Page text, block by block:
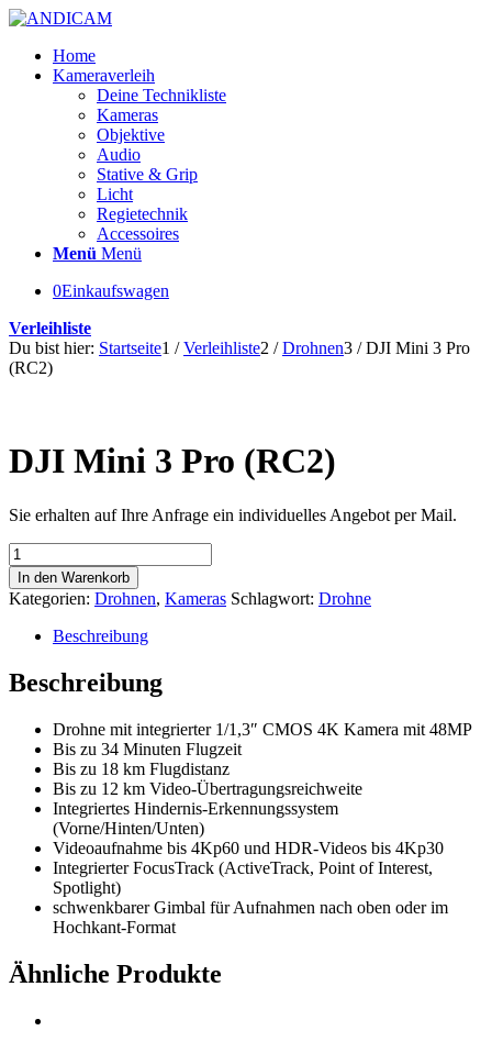
Home
Kameraverleih
Deine Technikliste
Kameras
Objektive
Audio
Stative & Grip
Licht
Regietechnik
Accessoires
Menü Menü
0Einkaufswagen
Verleihliste
Du bist hier: Startseite1 / Verleihliste2 / Drohnen3 / DJI Mini 3 Pro
(RC2)
DJI Mini 3 Pro (RC2)
Sie erhalten auf Ihre Anfrage ein individuelles Angebot per Mail.
DJI
Mini
3
Pro
(RC2)
Menge
In den Warenkorb
Kategorien: Drohnen, Kameras Schlagwort: Drohne
Beschreibung
Beschreibung
Drohne mit integrierter 1/1,3″ CMOS 4K Kamera mit 48MP
Bis zu 34 Minuten Flugzeit
Bis zu 18 km Flugdistanz
Bis zu 12 km Video-Übertragungsreichweite
Integriertes Hindernis-Erkennungssystem
(Vorne/Hinten/Unten)
Videoaufnahme bis 4Kp60 und HDR-Videos bis 4Kp30
Integrierter FocusTrack (ActiveTrack, Point of Interest,
Spotlight)
schwenkbarer Gimbal für Aufnahmen nach oben oder im
Hochkant-Format
Ähnliche Produkte